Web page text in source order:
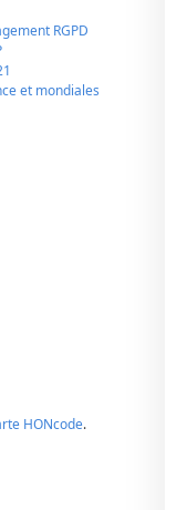
RGPD
et mondiales
HONcode.